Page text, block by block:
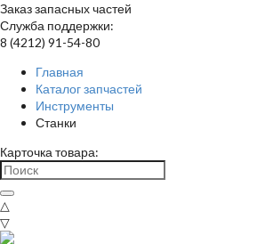
Заказ запасных частей
Служба поддержки:
8 (4212) 91-54-80
Главная
Каталог запчастей
Инструменты
Станки
Карточка товара:
△
▽